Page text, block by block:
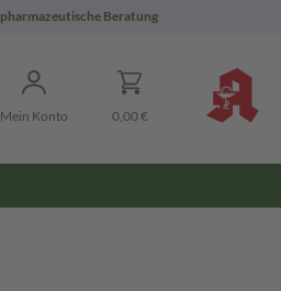
pharmazeutische Beratung
Mein Konto 0,00 €